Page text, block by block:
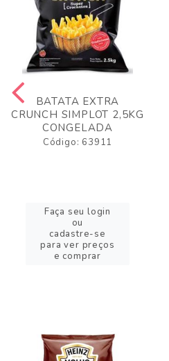
BATATA EXTRA
CRUNCH SIMPLOT 2,5KG
CONGELADA
Código: 63911
Faça seu login
ou
cadastre-se
para ver preços
e comprar